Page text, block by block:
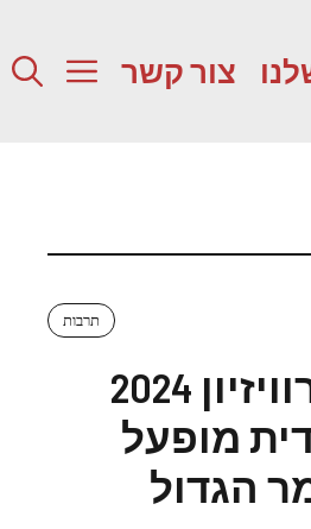
צור קשר
תרבות
Shocker של אירוויזיון 2024
מופעל
הגדול